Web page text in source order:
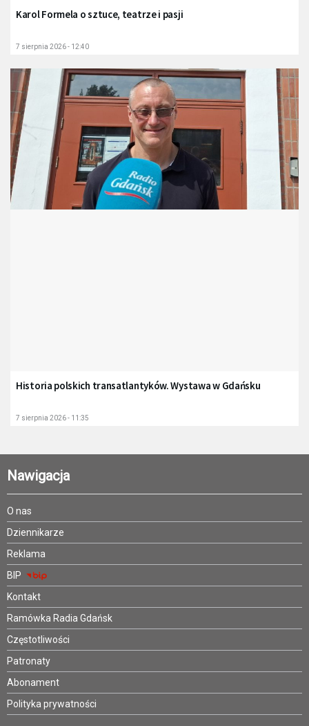
Karol Formela o sztuce, teatrze i pasji
7 sierpnia 2026 - 12:40
Historia polskich transatlantyków. Wystawa w Gdańsku
7 sierpnia 2026 - 11:35
Nawigacja
O nas
Dziennikarze
Reklama
BIP
Kontakt
Ramówka Radia Gdańsk
Częstotliwości
Patronaty
Abonament
Polityka prywatności